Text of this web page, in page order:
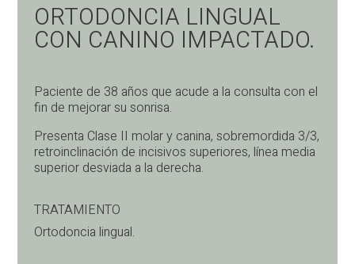
ORTODONCIA LINGUAL
CON CANINO IMPACTADO.
Paciente de 38 años que acude a la consulta con el
fin de mejorar su sonrisa.
Presenta Clase II molar y canina, sobremordida 3/3,
retroinclinación de incisivos superiores, línea media
superior desviada a la derecha.
TRATAMIENTO
Ortodoncia lingual.